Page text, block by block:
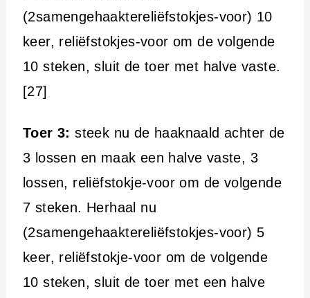
(2samengehaaktereliëfstokjes-voor) 10
keer, reliëfstokjes-voor om de volgende
10 steken, sluit de toer met halve vaste.
[27]
Toer 3: steek nu de haaknaald achter de
3 lossen en maak een halve vaste, 3
lossen, reliëfstokje-voor om de volgende
7 steken. Herhaal nu
(2samengehaaktereliëfstokjes-voor) 5
keer, reliëfstokje-voor om de volgende
10 steken, sluit de toer met een halve